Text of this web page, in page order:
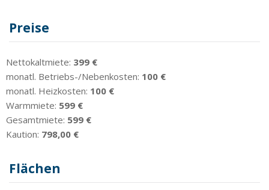
Preise
Nettokaltmiete: 399 €
monatl. Betriebs-/Nebenkosten: 100 €
monatl. Heizkosten: 100 €
Warmmiete: 599 €
Gesamtmiete: 599 €
Kaution: 798,00 €
Flächen